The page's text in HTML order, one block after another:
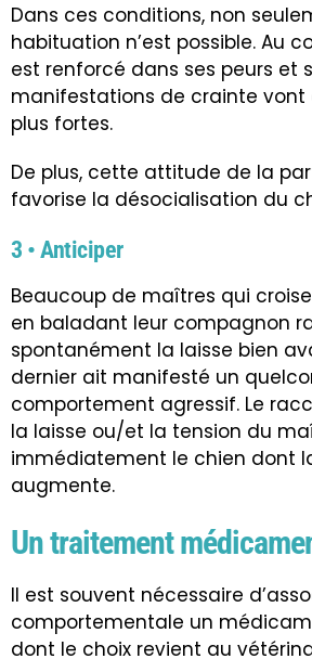
Dans ces conditions, non
habituation n’est possible. Au
est renforcé dans ses peurs et
manifestations de crainte vont
plus fortes.
De plus, cette attitude de la
favorise la désocialisation du
3 • Anticiper
Beaucoup de maîtres qui
en baladant leur compagnon
spontanément la laisse bien
dernier ait manifesté un
comportement agressif. Le
la laisse ou/et la tension du
immédiatement le chien dont
augmente.
Un traitement
Il est souvent nécessaire
comportementale un
dont le choix revient au